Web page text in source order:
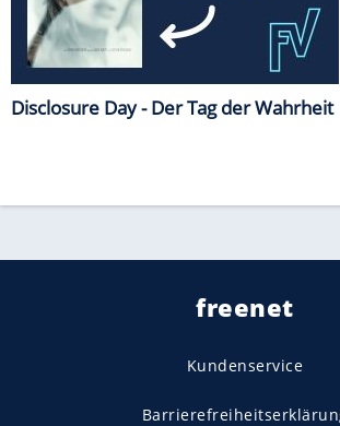
Disclosure Day - Der Tag der Wahrheit
freenet
Kundenservice